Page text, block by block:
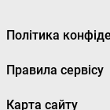
Політика
Правила сервісу
Карта сайту